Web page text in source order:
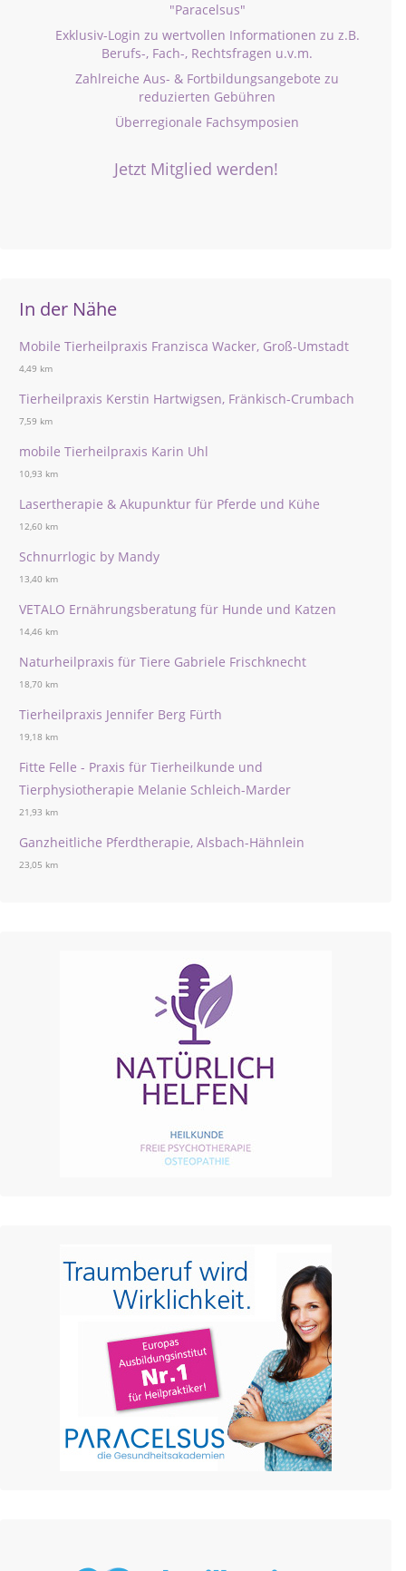
"Paracelsus"
Exklusiv-Login zu wertvollen Informationen zu z.B.
Berufs-, Fach-, Rechtsfragen u.v.m.
Zahlreiche Aus- & Fortbildungsangebote zu
reduzierten Gebühren
Überregionale Fachsymposien
Jetzt Mitglied werden!
In der Nähe
Mobile Tierheilpraxis Franzisca Wacker, Groß-Umstadt
4,49 km
Tierheilpraxis Kerstin Hartwigsen, Fränkisch-Crumbach
7,59 km
mobile Tierheilpraxis Karin Uhl
10,93 km
Lasertherapie & Akupunktur für Pferde und Kühe
12,60 km
Schnurrlogic by Mandy
13,40 km
VETALO Ernährungsberatung für Hunde und Katzen
14,46 km
Naturheilpraxis für Tiere Gabriele Frischknecht
18,70 km
Tierheilpraxis Jennifer Berg Fürth
19,18 km
Fitte Felle - Praxis für Tierheilkunde und
Tierphysiotherapie Melanie Schleich-Marder
21,93 km
Ganzheitliche Pferdtherapie, Alsbach-Hähnlein
23,05 km